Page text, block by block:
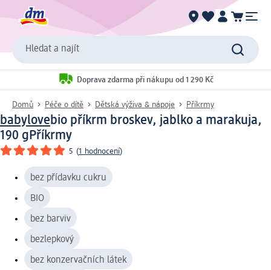
Hledat a najít
Doprava zdarma při nákupu od 1 290 Kč
Domů Péče o dítě Dětská výživa & nápoje Příkrmy
babylovebio příkrm broskev, jablko a marakuja,
190 gPříkrmy
5 (1 hodnocení)
bez přídavku cukru
BIO
bez barviv
bezlepkový
bez konzervačních látek